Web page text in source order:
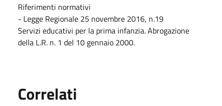
Riferimenti normativi
- Legge Regionale 25 novembre 2016, n.19
Servizi educativi per la prima infanzia. Abrogazione
della L.R. n. 1 del 10 gennaio 2000.
Correlati